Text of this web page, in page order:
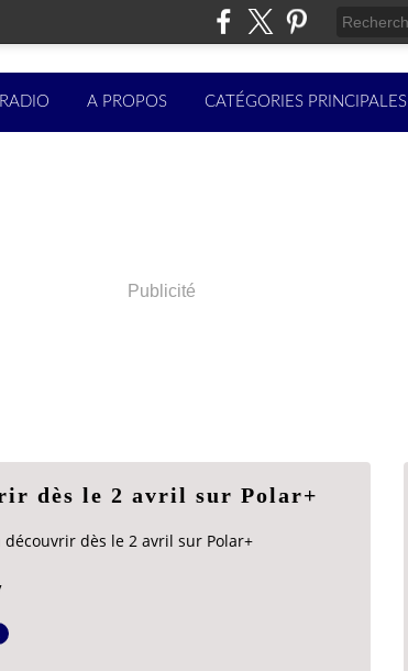
A PROPOS CATÉGORIES PRINCIPALES
Publicité
dès le 2 avril sur Polar+
dès le 2 avril sur Polar+